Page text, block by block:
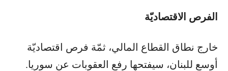
الفرص الاقتصاديّة
خارج نطاق القطاع المالي، ثمّة فرص اقتصاديّة
أوسع للبنان، سيفتحها رفع العقوبات عن سوريا.